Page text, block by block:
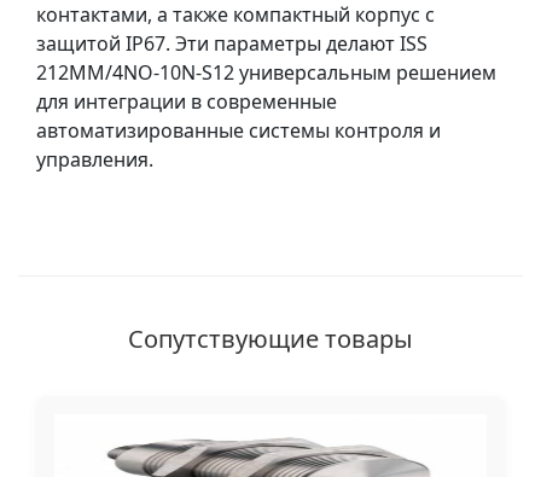
контактами, а также компактный корпус с
защитой IP67. Эти параметры делают ISS
212MM/4NO-10N-S12 универсальным решением
для интеграции в современные
автоматизированные системы контроля и
управления.
Сопутствующие товары